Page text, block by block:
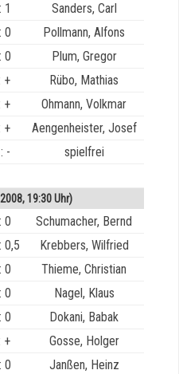
1
Sanders, Carl
0
Pollmann, Alfons
0
Plum, Gregor
+
Rübo, Mathias
+
Ohmann, Volkmar
+
Aengenheister, Josef
- spielfrei
19:30 Uhr)
0
Schumacher, Bernd
0,5
Krebbers, Wilfried
0
Thieme, Christian
0
Nagel, Klaus
0
Dokani, Babak
+
Gosse, Holger
0
Janßen, Heinz